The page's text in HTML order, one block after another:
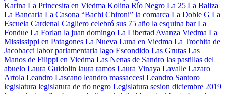
Karina La Princesita en Viedma Kolina Río Negro La 25 La Baliza
La Bancaria La Casona “Bachi Chironi” la comarca La Doble G La
Escuela Cardenal Cagliero celebró sus 75 año la esquina bar La
Fondue La Forlan la juan domingo La Libertad Avanza Viedma La
Mississippi en Patagones La Nueva Luna en Viedma La Trochita de
Jacobacci labor parlamentaria lago Escondido Las Grutas Las
Manos de Filippi en Viedma Las Nenas de Sandro las pastillas del
abuelo Laura Guidolin laura ramos Laura Vinaya Lavalle Lazaro
Artola Leandro Lascano leandro massaccesi Leandro Santoro
legislatura legislatura de rio negro Legislatura sesion diciembre 2019